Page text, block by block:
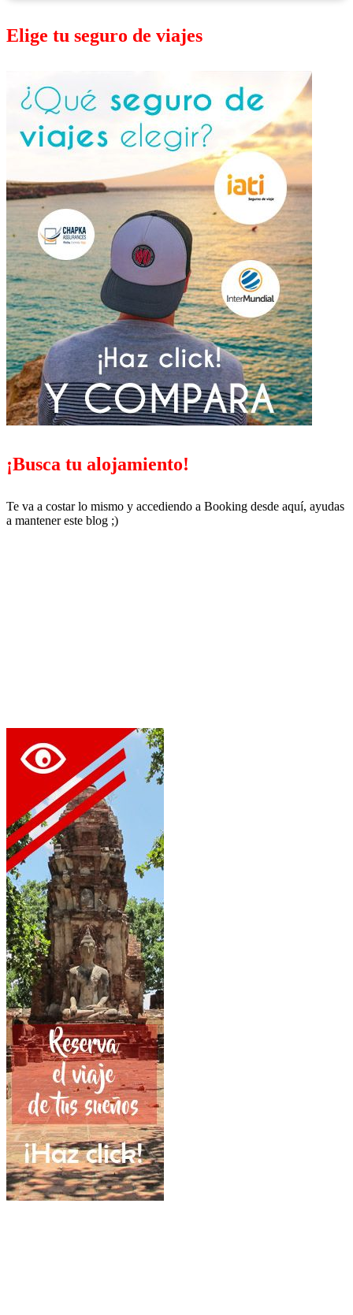
Elige tu seguro de viajes
¡Busca tu alojamiento!
Te va a costar lo mismo y accediendo a Booking desde aquí, ayudas
a mantener este blog ;)